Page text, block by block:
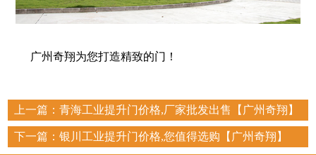
广州奇翔为您打造精致的门！
上一篇： 青海工业提升门价格,厂家批发出售【广州奇翔】
下一篇： 银川工业提升门价格,您值得选购【广州奇翔】